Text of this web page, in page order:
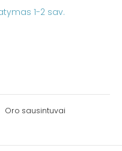
Oro sausintuvai